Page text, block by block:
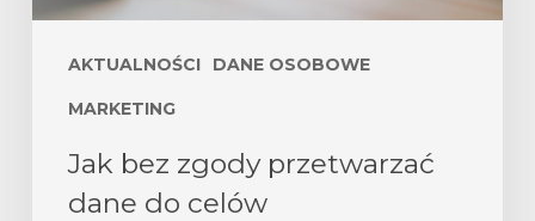
AKTUALNOŚCI DANE OSOBOWE
MARKETING
Jak bez zgody przetwarzać
dane do celów